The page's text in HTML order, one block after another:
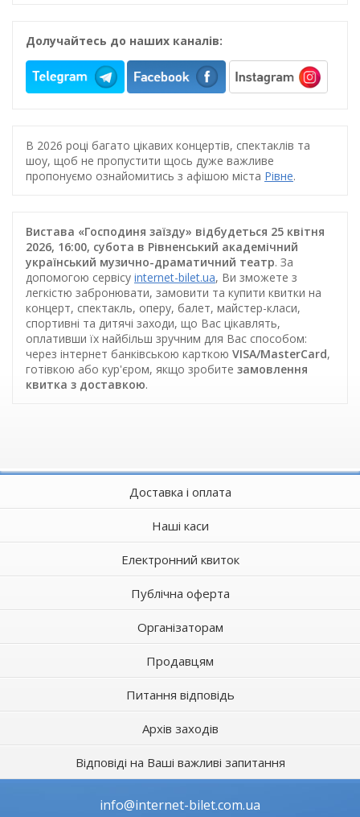
Долучайтесь до наших каналів:
В 2026 році багато цікавих концертів, спектаклів та
шоу, щоб не пропустити щось дуже важливе
пропонуємо ознайомитись з афішою міста Рівне.
Вистава «Господиня заїзду» відбудеться 25 квітня
2026, 16:00, субота в Рівненський академічний
український музично-драматичний театр. За
допомогою сервісу internet-bilet.ua, Ви зможете з
легкістю забронювати, замовити та купити квитки на
концерт, спектакль, оперу, балет, майстер-класи,
спортивні та дитячі заходи, що Вас цікавлять,
оплативши їх найбільш зручним для Вас способом:
через інтернет банківською карткою VISA/MasterCard,
готівкою або кур'єром, якщо зробите замовлення
квитка з доставкою.
Доставка і оплата
Наші каси
Електронний квиток
Публічна оферта
Організаторам
Продавцям
Питання відповідь
Архів заходів
Відповіді на Ваші важливі запитання
info@internet-bilet.com.ua